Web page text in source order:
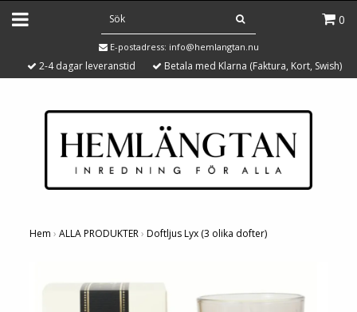
0
E-postadress: info@hemlangtan.nu
2-4 dagar leveranstid Betala med Klarna (Faktura, Kort, Swish)
Hem › ALLA PRODUKTER› Doftljus Lyx (3 olika dofter)